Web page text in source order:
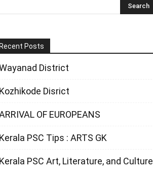
Recent Posts
District
Kozhikode Disrict
OF EUROPEANS
Kerala PSC Tips : ARTS GK
Kerala PSC Art, Literature, and Culture